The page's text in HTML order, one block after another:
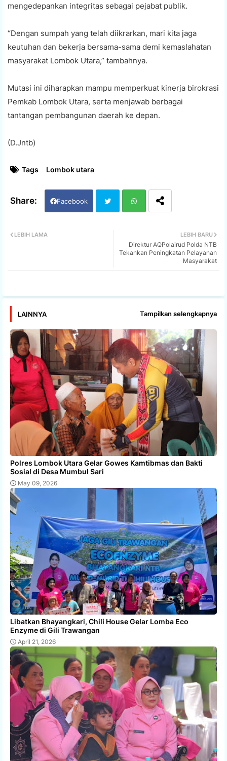
mengedepankan integritas sebagai pejabat publik.
“Dengan sumpah yang telah diikrarkan, mari kita jaga
keutuhan dan bekerja bersama-sama demi kemaslahatan
masyarakat Lombok Utara,” tambahnya.
Mutasi ini diharapkan mampu memperkuat kinerja birokrasi
Pemkab Lombok Utara, serta menjawab berbagai
tantangan pembangunan daerah ke depan.
(D.Jntb)
Tags Lombok utara
Facebook
ats
LEBIH BARU
Direktur AQPolairud Polda NTB
Tekankan Peningkatan Pelayanan
Masyarakat
LEBIH LAMA
LAINNYA Tampilkan selengkapnya
Polres Lombok Utara Gelar Gowes Kamtibmas dan Bakti
Sosial di Desa Mumbul Sari
May 09, 2026
Libatkan Bhayangkari, Chili House Gelar Lomba Eco
Enzyme di Gili Trawangan
April 21, 2026